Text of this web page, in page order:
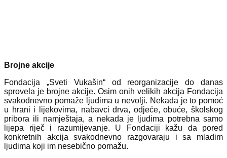
Brojne akcije
Fondacija „Sveti Vukašin“ od reorganizacije do danas
sprovela je brojne akcije. Osim onih velikih akcija Fondacija
svakodnevno pomaže ljudima u nevolji. Nekada je to pomoć
u hrani i lijekovima, nabavci drva, odjeće, obuće, školskog
pribora ili namještaja, a nekada je ljudima potrebna samo
lijepa riječ i razumijevanje. U Fondaciji kažu da pored
konkretnih akcija svakodnevno razgovaraju i sa mladim
ljudima koji im nesebično pomažu.